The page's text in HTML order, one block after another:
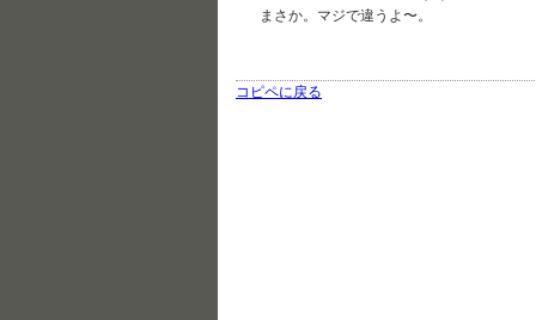
まさか。マジで違うよ〜。
コピペに戻る